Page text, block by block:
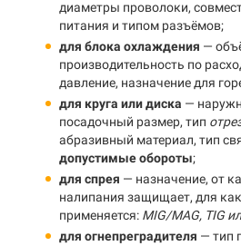
диаметры проволоки,
питания и типом разъёмов;
для блока охлаждения —
производительность по
давление, назначение для
для круга или диска —
посадочный размер, тип
абразивный материал, тип
допустимые обороты;
для спрея — назначение, от
налипания защищает, для
применяется: MIG/MAG, TIG
для огнепреградителя — тип